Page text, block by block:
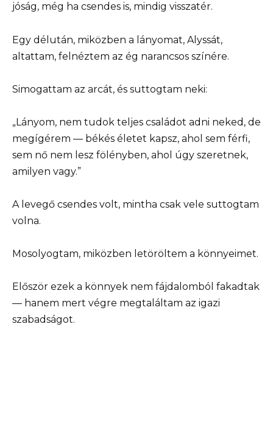
jóság, még ha csendes is, mindig visszatér.
Egy délután, miközben a lányomat, Alyssát,
altattam, felnéztem az ég narancsos színére.
Simogattam az arcát, és suttogtam neki:
„Lányom, nem tudok teljes családot adni neked, de
megígérem — békés életet kapsz, ahol sem férfi,
sem nő nem lesz fölényben, ahol úgy szeretnek,
amilyen vagy.”
A levegő csendes volt, mintha csak vele suttogtam
volna.
Mosolyogtam, miközben letöröltem a könnyeimet.
Először ezek a könnyek nem fájdalomból fakadtak
— hanem mert végre megtaláltam az igazi
szabadságot.